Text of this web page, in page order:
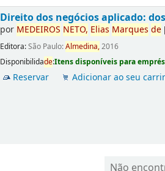
Direito dos negócios aplicado:
por MEDEIROS NETO, Elias Marques de
Editora:São Paulo:Almedina,2016
Disponibilidade:Itens disponíveis para
Reservar Adicionar ao seu